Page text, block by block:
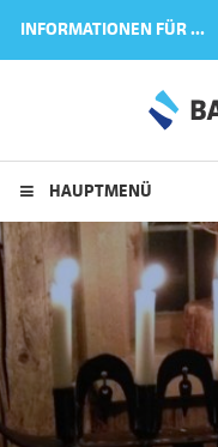
INFORMATIONEN FÜR ...
HAUPTMENÜ